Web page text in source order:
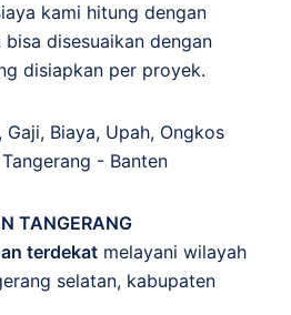
kami hitung dengan
disesuaikan dengan
disiapkan per proyek.
, Gaji, Biaya, Upah, Ongkos
- Banten
TANGERANG
terdekat melayani wilayah
selatan, kabupaten